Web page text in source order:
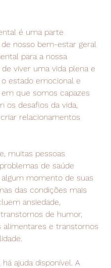
é uma parte
nosso bem-estar geral
para a nossa
de viver uma vida plena e
o estado emocional e
que somos capazes
os desafios da vida,
relacionamentos
muitas pessoas
de saúde
momento de suas
das condições mais
ansiedade,
de humor,
alimentares e transtornos
ajuda disponível. A